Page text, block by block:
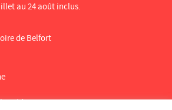
au 24 août inclus.
de Belfort
Gantner